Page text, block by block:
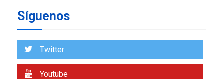
1
Libro de Guadalupe Burelli
Margarita
Síguenos
Twitter
Youtube